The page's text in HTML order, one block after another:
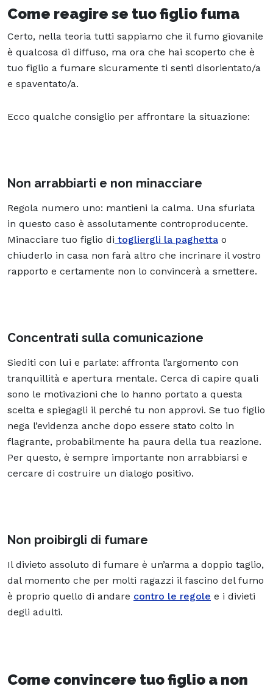
Come reagire se tuo figlio fuma
Certo, nella teoria tutti sappiamo che il fumo giovanile
è qualcosa di diffuso, ma ora che hai scoperto che è
tuo figlio a fumare sicuramente ti senti disorientato/a
e spaventato/a.
Ecco qualche consiglio per affrontare la situazione:
Non arrabbiarti e non minacciare
Regola numero uno: mantieni la calma. Una sfuriata
in questo caso è assolutamente controproducente.
Minacciare tuo figlio di togliergli la paghetta o
chiuderlo in casa non farà altro che incrinare il vostro
rapporto e certamente non lo convincerà a smettere.
Concentrati sulla comunicazione
Siediti con lui e parlate: affronta l’argomento con
tranquillità e apertura mentale. Cerca di capire quali
sono le motivazioni che lo hanno portato a questa
scelta e spiegagli il perché tu non approvi. Se tuo figlio
nega l’evidenza anche dopo essere stato colto in
flagrante, probabilmente ha paura della tua reazione.
Per questo, è sempre importante non arrabbiarsi e
cercare di costruire un dialogo positivo.
Non proibirgli di fumare
Il divieto assoluto di fumare è un’arma a doppio taglio,
dal momento che per molti ragazzi il fascino del fumo
è proprio quello di andare contro le regole e i divieti
degli adulti.
Come convincere tuo figlio a non